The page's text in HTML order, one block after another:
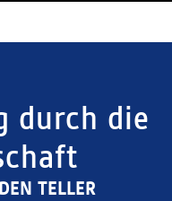
durch die
TELLER